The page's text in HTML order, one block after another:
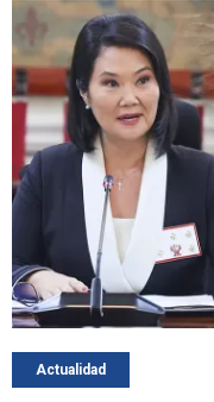
Actualidad